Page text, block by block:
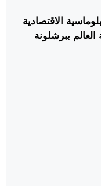
الاقتصادية
ببرشلونة